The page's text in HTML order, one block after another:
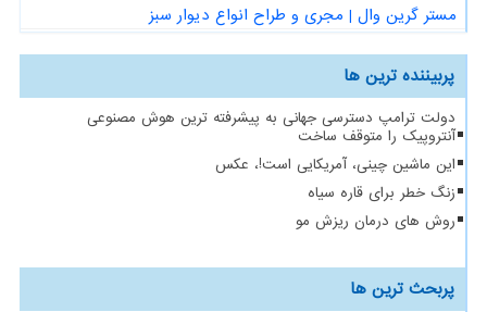
مستر گرین وال | مجری و طراح انواع دیوار سبز
پربیننده ترین ها
دولت ترامپ دسترسی جهانی به پیشرفته ترین هوش مصنوعی
آنتروپیک را متوقف ساخت
این ماشین چینی، آمریکایی است!، عکس
زنگ خطر برای قاره سیاه
روش های درمان ریزش مو
پربحث ترین ها